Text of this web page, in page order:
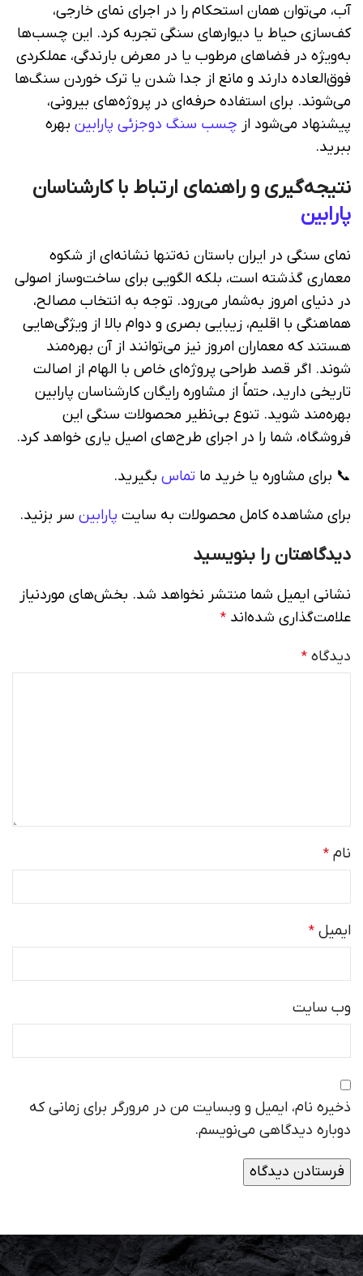
آب، می‌توان همان استحکام را در اجرای نمای خارجی،
کف‌سازی حیاط یا دیوارهای سنگی تجربه کرد. این چسب‌ها
به‌ویژه در فضاهای مرطوب یا در معرض بارندگی، عملکردی
فوق‌العاده دارند و مانع از جدا شدن یا ترک خوردن سنگ‌ها
می‌شوند. برای استفاده حرفه‌ای در پروژه‌های بیرونی،
پیشنهاد می‌شود از چسب سنگ دوجزئی پارابین بهره
ببرید.
نتیجه‌گیری و راهنمای ارتباط با کارشناسان
پارابین
نمای سنگی در ایران باستان نه‌تنها نشانه‌ای از شکوه
معماری گذشته است، بلکه الگویی برای ساخت‌وساز اصولی
در دنیای امروز به‌شمار می‌رود. توجه به انتخاب مصالح،
هماهنگی با اقلیم، زیبایی بصری و دوام بالا از ویژگی‌هایی
هستند که معماران امروز نیز می‌توانند از آن بهره‌مند
شوند. اگر قصد طراحی پروژه‌ای خاص با الهام از اصالت
تاریخی دارید، حتماً از مشاوره رایگان کارشناسان پارابین
بهره‌مند شوید. تنوع بی‌نظیر محصولات سنگی این
فروشگاه، شما را در اجرای طرح‌های اصیل یاری خواهد کرد.
📞 برای مشاوره یا خرید ما تماس بگیرید.
برای مشاهده کامل محصولات به سایت پارابین سر بزنید.
دیدگاهتان را بنویسید
نشانی ایمیل شما منتشر نخواهد شد. بخش‌های موردنیاز
علامت‌گذاری شده‌اند *
دیدگاه *
نام *
ایمیل *
وب‌ سایت
ذخیره نام، ایمیل و وبسایت من در مرورگر برای زمانی که
دوباره دیدگاهی می‌نویسم.